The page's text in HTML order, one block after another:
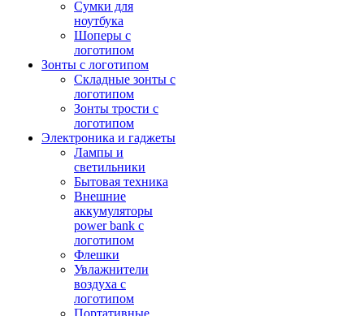
Сумки для
ноутбука
Шоперы с
логотипом
Зонты с логотипом
Складные зонты с
логотипом
Зонты трости с
логотипом
Электроника и гаджеты
Лампы и
светильники
Бытовая техника
Внешние
аккумуляторы
power bank с
логотипом
Флешки
Увлажнители
воздуха с
логотипом
Портативные